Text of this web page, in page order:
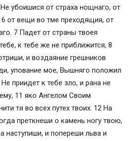
убоишися от страха нощнаго, от
от вещи во тме преходящия, от
7 Падет от страны твоея
к тебе же не приближится, 8
и воздаяние грешников
упование мое, Вышняго положил
приидет к тебе зло, и рана не
11 яко Ангелом Своим
тя во всех путех твоих. 12 На
преткнеши о камень ногу твою,
наступиши, и попереши льва и